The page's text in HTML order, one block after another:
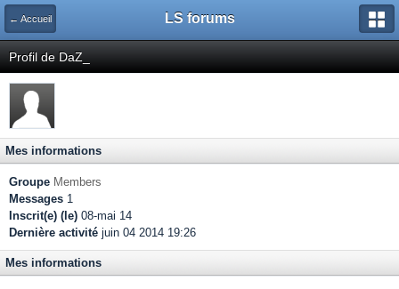
← Accueil LS forums
Profil de DaZ_
Mes informations
Groupe Members
Messages 1
Inscrit(e) (le) 08-mai 14
Dernière activité juin 04 2014 19:26
Mes informations